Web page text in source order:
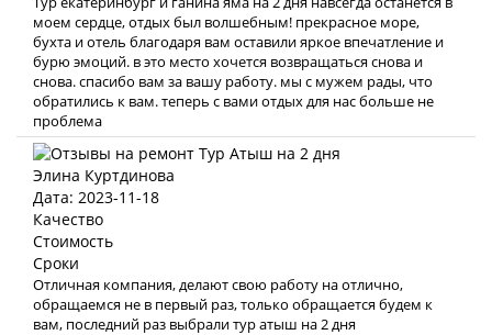
моем сердце, отдых был волшебным! прекрасное море,
бухта и отель благодаря вам оставили яркое впечатление и
бурю эмоций. в это место хочется возвращаться снова и
снова. спасибо вам за вашу работу. мы с мужем рады, что
обратились к вам. теперь с вами отдых для нас больше не
проблема
Элина Куртдинова
Дата: 2023-11-18
Качество
Стоимость
Сроки
Отличная компания, делают свою работу на отлично,
обращаемся не в первый раз, только обращается будем к
вам, последний раз выбрали тур атыш на 2 дня